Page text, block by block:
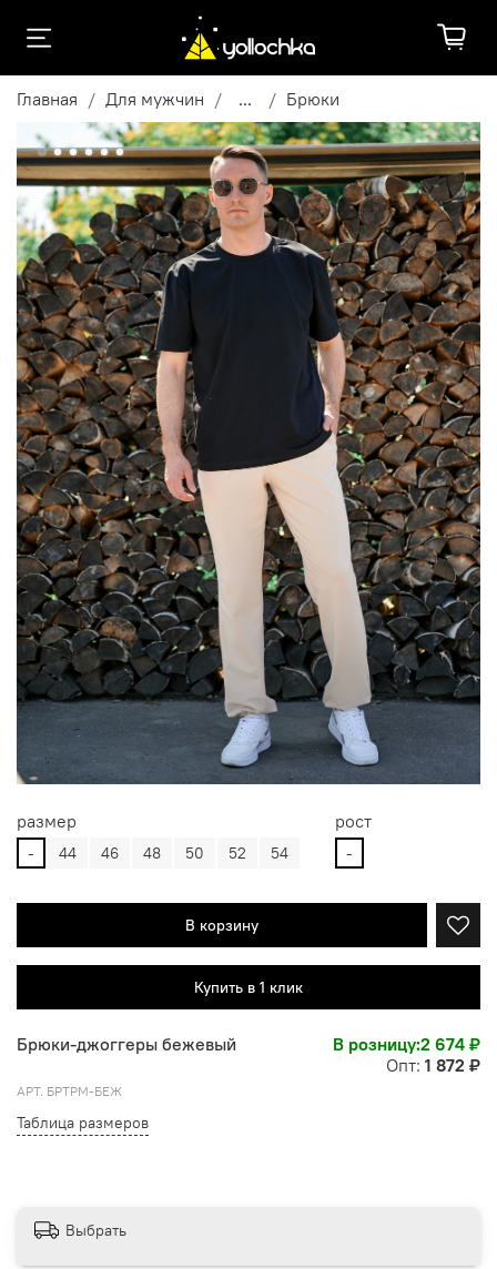
Главная Для мужчин ... Брюки
Брюки-джоггеры бежевый В розницу:2 674 ₽
Опт: 1 872 ₽
АРТ. БРТРМ-БЕЖ
Таблица размеров
В корзину
Купить в 1 клик
размер
- 44 46 48 50 52 54
рост
-
Выбрать